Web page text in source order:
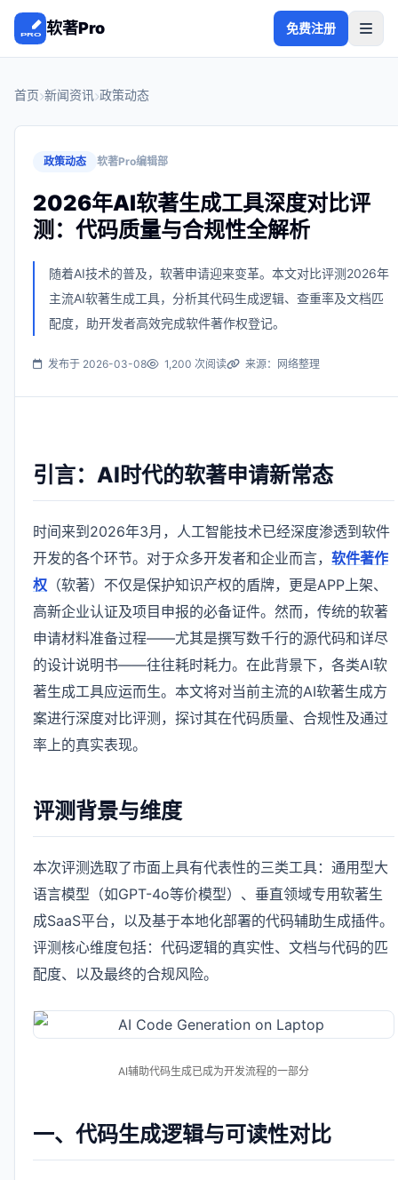
软著Pro 免费注册
首页 新闻资讯 政策动态
政策动态 软著Pro编辑部
2026年AI软著生成工具深度对比评
测：代码质量与合规性全解析
随着AI技术的普及，软著申请迎来变革。本文对比评测2026年
主流AI软著生成工具，分析其代码生成逻辑、查重率及文档匹
配度，助开发者高效完成软件著作权登记。
发布于 2026-03-08 1,200 次阅读 来源：网络整理
引言：AI时代的软著申请新常态
时间来到2026年3月，人工智能技术已经深度渗透到软件
开发的各个环节。对于众多开发者和企业而言， 软件著作
权 （软著）不仅是保护知识产权的盾牌，更是APP上架、
高新企业认证及项目申报的必备证件。然而，传统的软著
申请材料准备过程——尤其是撰写数千行的源代码和详尽
的设计说明书——往往耗时耗力。在此背景下，各类AI软
著生成工具应运而生。本文将对当前主流的AI软著生成方
案进行深度对比评测，探讨其在代码质量、合规性及通过
率上的真实表现。
评测背景与维度
本次评测选取了市面上具有代表性的三类工具：通用型大
语言模型（如GPT-4o等价模型）、垂直领域专用软著生
成SaaS平台，以及基于本地化部署的代码辅助生成插件。
评测核心维度包括：代码逻辑的真实性、文档与代码的匹
配度、以及最终的合规风险。
AI辅助代码生成已成为开发流程的一部分
一、代码生成逻辑与可读性对比